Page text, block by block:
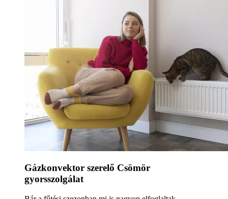
Gázkonvektor szerelő Csömör
gyorsszolgálat